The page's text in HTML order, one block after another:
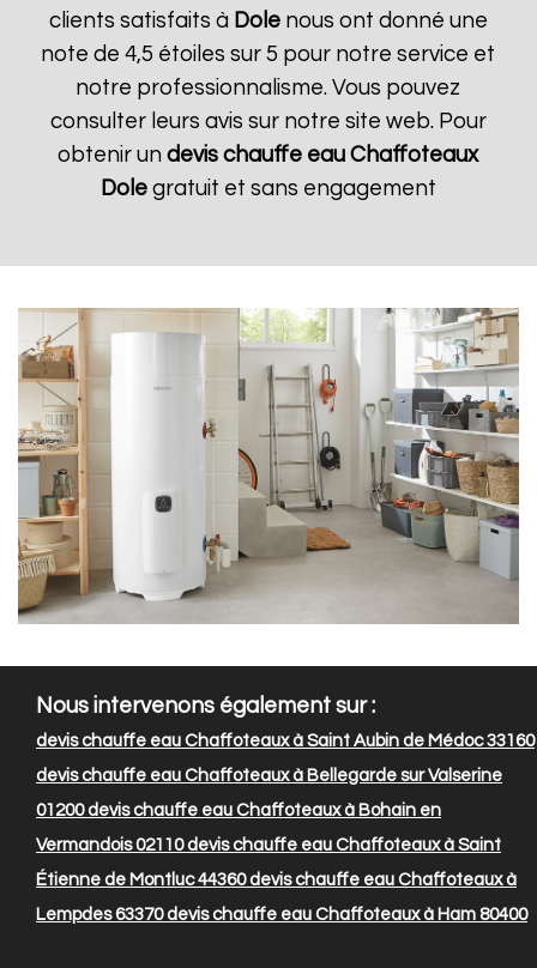
clients satisfaits à Dolenous ont donné une
note de 4,5 étoiles sur 5 pour notre service et
notre professionnalisme. Vous pouvez
consulter leurs avis sur notre site web. Pour
obtenir undevis chauffe eau Chaffoteaux
Dolegratuit et sans engagement
Nous intervenons également sur :
devis chauffe eau Chaffoteaux à Saint Aubin de Médoc 33160
devis chauffe eau Chaffoteaux à Bellegarde sur Valserine
01200devis chauffe eau Chaffoteaux à Bohain en
Vermandois 02110devis chauffe eau Chaffoteaux à Saint
Étienne de Montluc 44360devis chauffe eau Chaffoteaux à
Lempdes 63370devis chauffe eau Chaffoteaux à Ham 80400